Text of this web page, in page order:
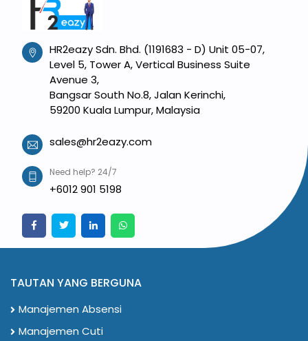
HR2eazy Sdn. Bhd. (1191683 - D) Unit 05-07,
Level 5, Tower A, Vertical Business Suite
Avenue 3,
Bangsar South No.8, Jalan Kerinchi,
59200 Kuala Lumpur, Malaysia
sales@hr2eazy.com
Need help? 24/7
+6012 901 5198
TAUTAN YANG BERGUNA
Manajemen Absensi
Manajemen Cuti